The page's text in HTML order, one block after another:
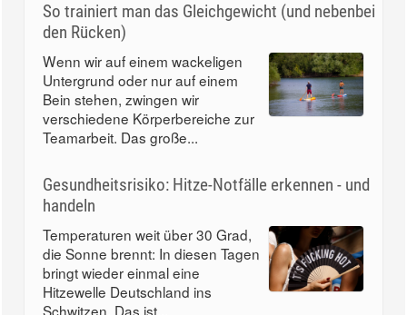
So trainiert man das Gleichgewicht (und nebenbei
den Rücken)
Wenn wir auf einem wackeligen
Untergrund oder nur auf einem
Bein stehen, zwingen wir
verschiedene Körperbereiche zur
Teamarbeit. Das große...
Gesundheitsrisiko: Hitze-Notfälle erkennen - und
handeln
Temperaturen weit über 30 Grad,
die Sonne brennt: In diesen Tagen
bringt wieder einmal eine
Hitzewelle Deutschland ins
Schwitzen. Das ist...